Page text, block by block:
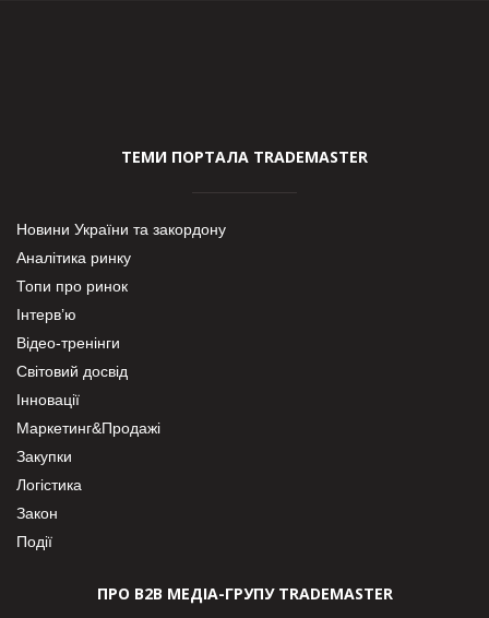
ТЕМИ ПОРТАЛА TRADEMASTER
Новини України та закордону
Аналітика ринку
Топи про ринок
Інтерв’ю
Відео-тренінги
Світовий досвід
Інновації
Маркетинг&Продажі
Закупки
Логістика
Закон
Події
ПРО В2В МЕДІА-ГРУПУ TRADEMASTER